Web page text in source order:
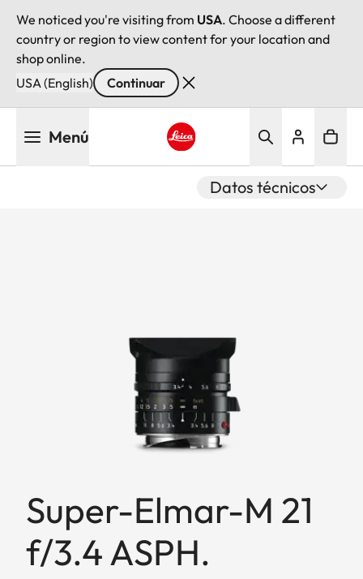
We noticed you're visiting from USA. Choose a different
country or region to view content for your location and
shop online.
USA (English)
Continuar
Menú
Datos técnicos
Super-Elmar-M 21
f/3.4 ASPH.